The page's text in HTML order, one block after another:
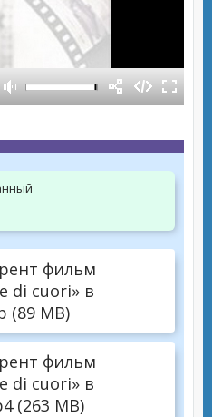
фильм
di cuori» в
(89 MB)
фильм
di cuori» в
(263 MB)